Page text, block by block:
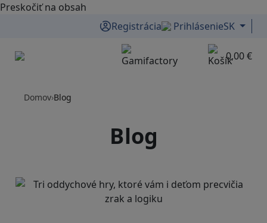
Preskočiť na obsah
Registrácia
PrihlásenieSK
0,00 €
Domov›Blog
Blog